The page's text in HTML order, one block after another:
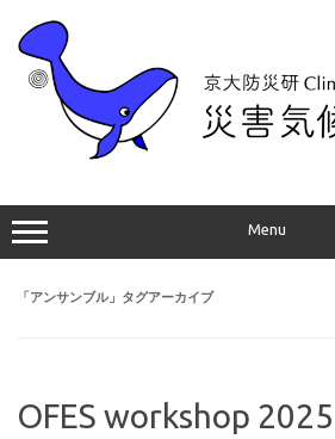
Menu
「アンサンブル」タグアーカイブ
OFES workshop 2025